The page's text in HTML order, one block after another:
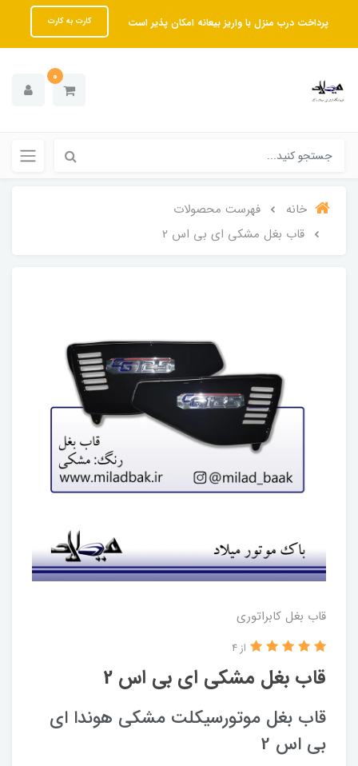
پرداخت درب منزل با واریز بیعانه امکان پذیر است کارت به کارت
0
خانه
فهرست محصولات
قاب بغل مشکی ای بی اس 2
قاب بغل کابراتوری
قاب بغل مشکی ای بی اس 2
از 4
قاب بغل موتورسیکلت مشکی هوندا ای
بی اس 2